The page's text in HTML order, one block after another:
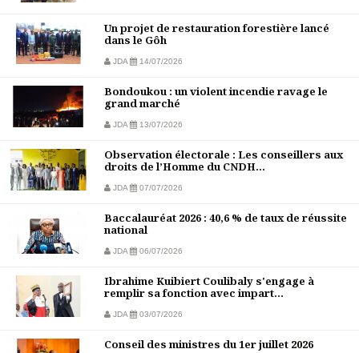
Un projet de restauration forestière lancé
dans le Gôh
JDA 14/07/2026
Bondoukou : un violent incendie ravage le
grand marché
JDA 13/07/2026
Observation électorale : Les conseillers aux
droits de l’Homme du CNDH...
JDA 07/07/2026
Baccalauréat 2026 : 40,6 % de taux de réussite
national
JDA 06/07/2026
Ibrahime Kuibiert Coulibaly s'engage à
remplir sa fonction avec impart...
JDA 03/07/2026
Conseil des ministres du 1er juillet 2026